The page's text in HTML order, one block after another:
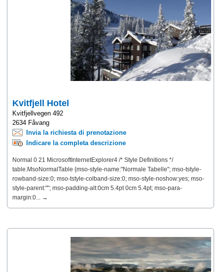
Kvitfjell Hotel
Kvitfjellvegen 492
2634 Fåvang
Invia la richiesta di prenotazione
Indicare la completa descrizione
Normal 0 21 MicrosoftInternetExplorer4 /* Style Definitions */
table.MsoNormalTable {mso-style-name:"Normale Tabelle"; mso-tstyle-
rowband-size:0; mso-tstyle-colband-size:0; mso-style-noshow:yes; mso-
style-parent:""; mso-padding-alt:0cm 5.4pt 0cm 5.4pt; mso-para-
margin:0... →